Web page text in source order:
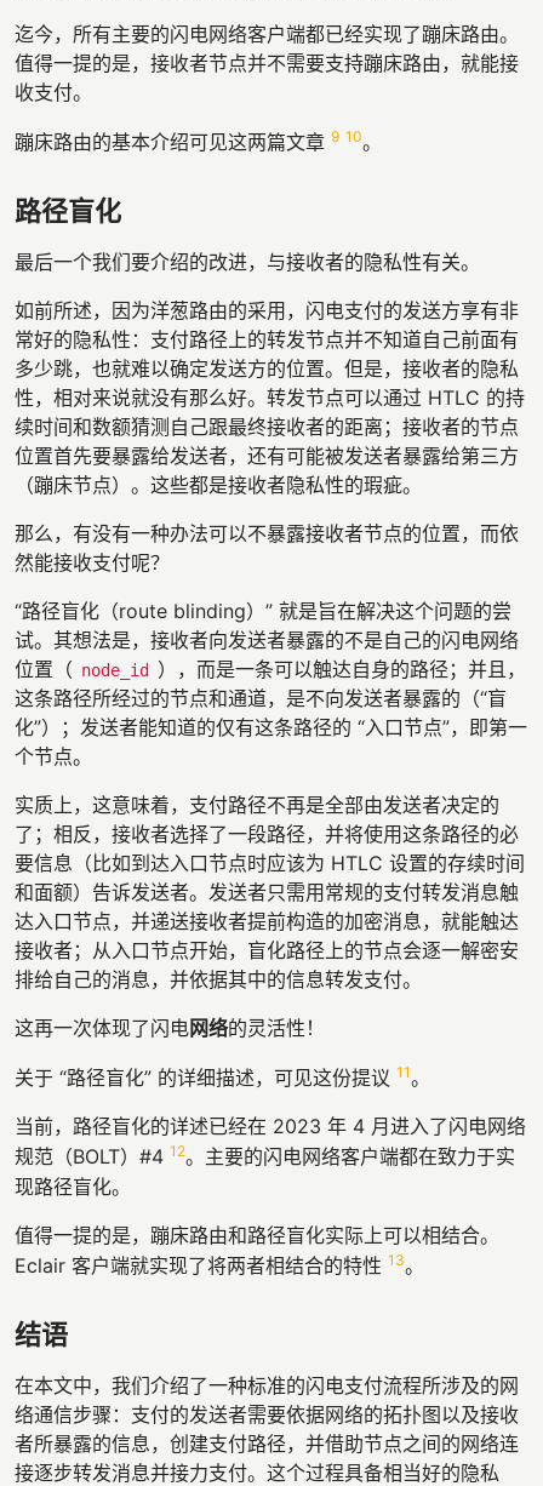
迄今，所有主要的闪电网络客户端都已经实现了蹦床路由。
值得一提的是，接收者节点并不需要支持蹦床路由，就能接
收支付。
蹦床路由的基本介绍可见这两篇文章 9 10。
路径盲化
最后一个我们要介绍的改进，与接收者的隐私性有关。
如前所述，因为洋葱路由的采用，闪电支付的发送方享有非
常好的隐私性：支付路径上的转发节点并不知道自己前面有
多少跳，也就难以确定发送方的位置。但是，接收者的隐私
性，相对来说就没有那么好。转发节点可以通过 HTLC 的持
续时间和数额猜测自己跟最终接收者的距离；接收者的节点
位置首先要暴露给发送者，还有可能被发送者暴露给第三方
（蹦床节点）。这些都是接收者隐私性的瑕疵。
那么，有没有一种办法可以不暴露接收者节点的位置，而依
然能接收支付呢？
“路径盲化（route blinding）” 就是旨在解决这个问题的尝
试。其想法是，接收者向发送者暴露的不是自己的闪电网络
位置（ node_id
），而是一条可以触达自身的路径；并且，
这条路径所经过的节点和通道，是不向发送者暴露的（“盲
化”）；发送者能知道的仅有这条路径的 “入口节点”，即第一
个节点。
实质上，这意味着，支付路径不再是全部由发送者决定的
了；相反，接收者选择了一段路径，并将使用这条路径的必
要信息（比如到达入口节点时应该为 HTLC 设置的存续时间
和面额）告诉发送者。发送者只需用常规的支付转发消息触
达入口节点，并递送接收者提前构造的加密消息，就能触达
接收者；从入口节点开始，盲化路径上的节点会逐一解密安
排给自己的消息，并依据其中的信息转发支付。
这再一次体现了闪电网络的灵活性！
关于 “路径盲化” 的详细描述，可见这份提议 11。
当前，路径盲化的详述已经在 2023 年 4 月进入了闪电网络
规范（BOLT）#4 12。主要的闪电网络客户端都在致力于实
现路径盲化。
值得一提的是，蹦床路由和路径盲化实际上可以相结合。
Eclair 客户端就实现了将两者相结合的特性 13。
结语
在本文中，我们介绍了一种标准的闪电支付流程所涉及的网
络通信步骤：支付的发送者需要依据网络的拓扑图以及接收
者所暴露的信息，创建支付路径，并借助节点之间的网络连
接逐步转发消息并接力支付。这个过程具备相当好的隐私